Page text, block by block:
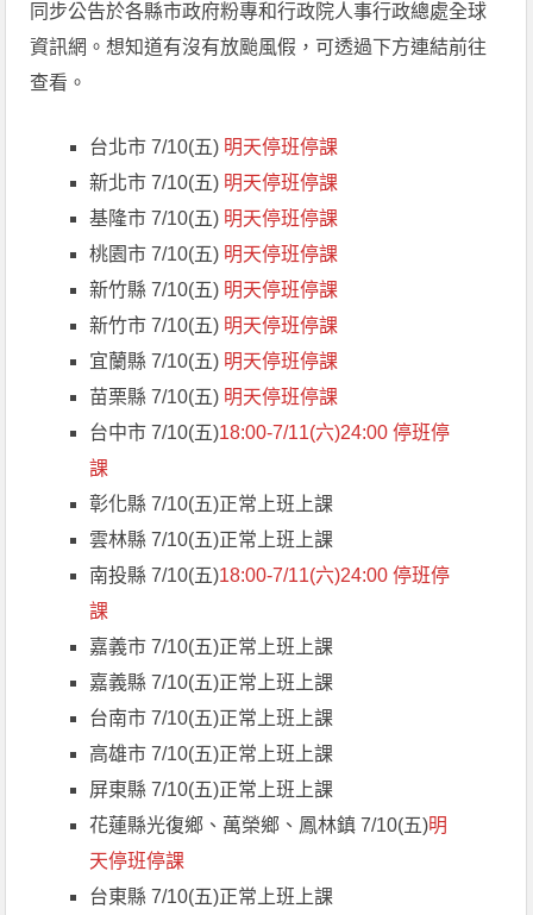
同步公告於各縣市政府粉專和行政院人事行政總處全球
資訊網。想知道有沒有放颱風假，可透過下方連結前往
查看。
台北市 7/10(五) 明天停班停課
新北市 7/10(五) 明天停班停課
基隆市 7/10(五) 明天停班停課
桃園市 7/10(五) 明天停班停課
新竹縣 7/10(五) 明天停班停課
新竹市 7/10(五) 明天停班停課
宜蘭縣 7/10(五) 明天停班停課
苗栗縣 7/10(五) 明天停班停課
台中市 7/10(五)18:00-7/11(六)24:00 停班停
課
彰化縣 7/10(五)正常上班上課
雲林縣 7/10(五)正常上班上課
南投縣 7/10(五)18:00-7/11(六)24:00 停班停
課
嘉義市 7/10(五)正常上班上課
嘉義縣 7/10(五)正常上班上課
台南市 7/10(五)正常上班上課
高雄市 7/10(五)正常上班上課
屏東縣 7/10(五)正常上班上課
花蓮縣光復鄉、萬榮鄉、鳳林鎮 7/10(五)明
天停班停課
台東縣 7/10(五)正常上班上課